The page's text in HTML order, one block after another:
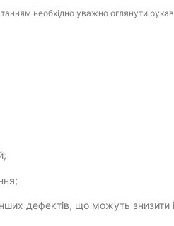
необхідно уважно оглянути
дефектів, що можуть знизити